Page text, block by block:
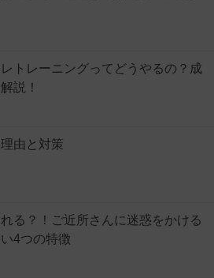
トレーニングってどうやるの？成
説！
由と対策
る？！ご近所さんに迷惑をかける
4つの特徴